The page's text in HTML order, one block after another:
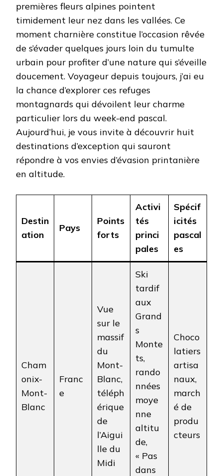
premières fleurs alpines pointent
timidement leur nez dans les vallées. Ce
moment charnière constitue l’occasion rêvée
de s’évader quelques jours loin du tumulte
urbain pour profiter d’une nature qui s’éveille
doucement. Voyageur depuis toujours, j’ai eu
la chance d’explorer ces refuges
montagnards qui dévoilent leur charme
particulier lors du week-end pascal.
Aujourd’hui, je vous invite à découvrir huit
destinations d’exception qui sauront
répondre à vos envies d’évasion printanière
en altitude.
Destin
ation
Pays
Points
forts
Activi
tés
princi
pales
Spécif
icités
pascal
es
Cham
onix-
Mont-
Blanc
Franc
e
Vue
sur le
massif
du
Mont-
Blanc,
téléph
érique
de
l’Aigui
lle du
Midi
Ski
tardif
aux
Grand
s
Monte
ts,
rando
nnées
moye
nne
altitu
de,
« Pas
dans
Choco
latiers
artisa
naux,
march
é de
produ
cteurs